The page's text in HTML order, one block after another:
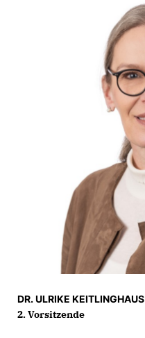
DR. ULRIKE KEITLINGHAUS
2. Vorsitzende